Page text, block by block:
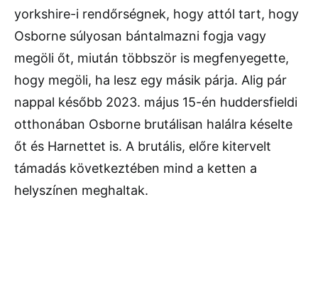
yorkshire-i rendőrségnek, hogy attól tart, hogy
Osborne súlyosan bántalmazni fogja vagy
megöli őt, miután többször is megfenyegette,
hogy megöli, ha lesz egy másik párja. Alig pár
nappal később 2023. május 15-én huddersfieldi
otthonában Osborne brutálisan halálra késelte
őt és Harnettet is. A brutális, előre kitervelt
támadás következtében mind a ketten a
helyszínen meghaltak.